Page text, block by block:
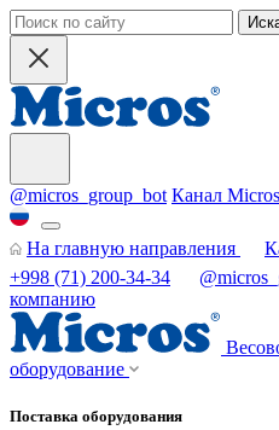
@micros_group_bot Канал
На главную направления
+998 (71) 200-34-34
компанию
оборудование
Поставка оборудования